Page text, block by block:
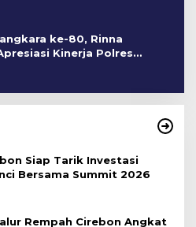
ke-80, Rinna
Kinerja Polres
Siap Tarik Investasi
Bersama Summit 2026
Rempah Cirebon Angkat